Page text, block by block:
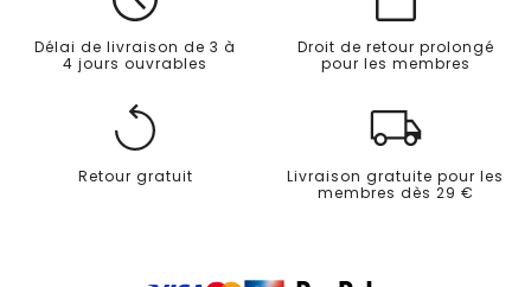
Délai de livraison de 3 à
4 jours ouvrables
Droit de retour prolongé
pour les membres
Retour gratuit
Livraison gratuite pour les
membres dès 29 €